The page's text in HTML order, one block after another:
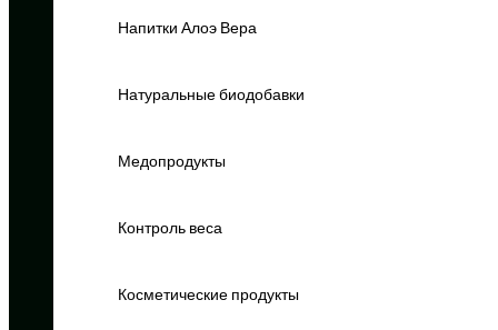
Напитки Алоэ Вера
Натуральные биодобавки
Медопродукты
Контроль веса
Косметические продукты